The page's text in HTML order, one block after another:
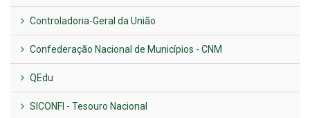
Controladoria-Geral da União
Confederação Nacional de Municípios - CNM
QEdu
SICONFI - Tesouro Nacional